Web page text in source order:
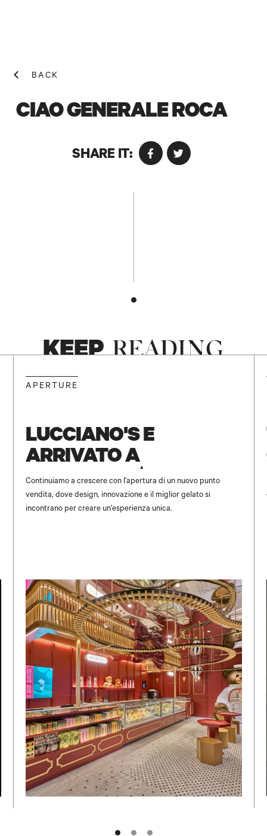
NEWS!
BACK
CIAO GENERALE ROCA
SHARE IT:
KEEP READING
APERTURE
LUCCIANO'S È
ARRIVATO A
UNICENTER ✨
Continuiamo a crescere con l'apertura di un nuovo punto
vendita, dove design, innovazione e il miglior gelato si
incontrano per creare un'esperienza unica.